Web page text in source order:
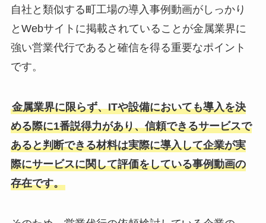
自社と類似する町工場の導入事例動画がしっかり
とWebサイトに掲載されていることが金属業界に
強い営業代行であると確信を得る重要なポイント
です。
金属業界に限らず、ITや設備においても導入を決
める際に1番説得力があり、信頼できるサービスで
あると判断できる材料は実際に導入して企業が実
際にサービスに関して評価をしている事例動画の
存在です。